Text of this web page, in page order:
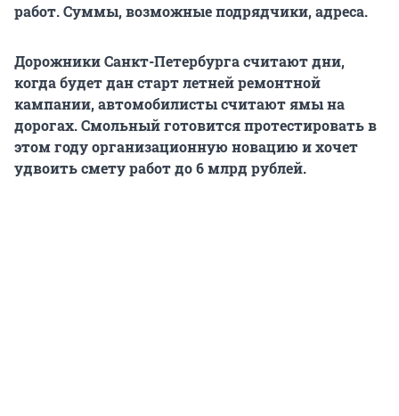
работ. Суммы, возможные подрядчики, адреса.
Дорожники Санкт-Петербурга считают дни,
когда будет дан старт летней ремонтной
кампании, автомобилисты считают ямы на
дорогах. Смольный готовится протестировать в
этом году организационную новацию и хочет
удвоить смету работ до 6 млрд рублей.